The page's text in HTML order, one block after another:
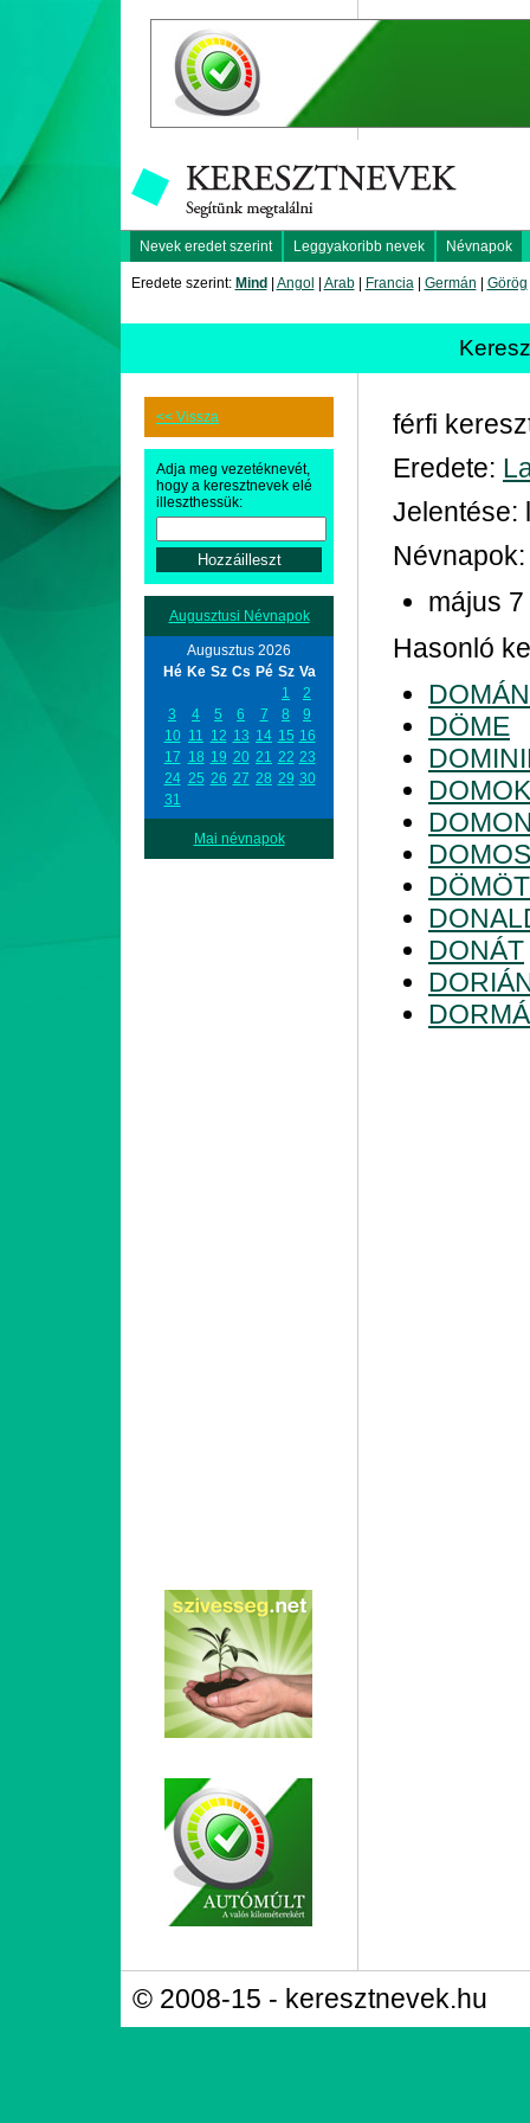
Nevek eredet szerint Leggyakoribb nevek Névnapok
Eredete szerint: Mind Angol Arab| Francia| Germán Görög
<< Vissza
Adja meg vezetéknevét,
hogy a keresztnevek elé
illeszthessük:
Augusztusi Névnapok
Augusztus 2026
Hé Ke Sz Cs Pé Sz Va
1
2
3
4 5 6 7 8
9
10 11 12 13 14 15 16
17 18 19 20 21 22 23
24 25 26 27 28 29 30
31
Mai névnapok
férfi
Eredete:
Jelentése:
Névnapok:
május 7
Hasonló
DOMÁN
DÖME
DOMOS
DONÁT
© 2008-15 - keresztnevek.hu